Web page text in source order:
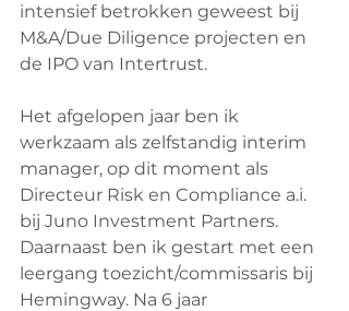
intensief betrokken geweest bij
M&A/Due Diligence projecten en
de IPO van Intertrust.
Het afgelopen jaar ben ik
werkzaam als zelfstandig interim
manager, op dit moment als
Directeur Risk en Compliance a.i.
bij Juno Investment Partners.
Daarnaast ben ik gestart met een
leergang toezicht/commissaris bij
Hemingway. Na 6 jaar